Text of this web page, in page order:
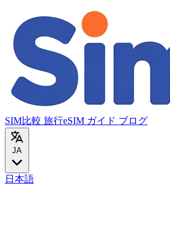
SIM比較 旅行eSIM ガイド ブログ
JA
日本語